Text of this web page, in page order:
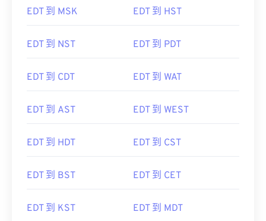
EDT 到 MSK EDT 到 HST
EDT 到 NST EDT 到 PDT
EDT 到 CDT EDT 到 WAT
EDT 到 AST EDT 到 WEST
EDT 到 HDT EDT 到 CST
EDT 到 BST EDT 到 CET
EDT 到 KST EDT 到 MDT